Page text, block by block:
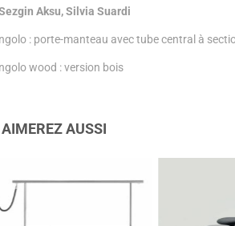
Aksu, Silvia Suardi
: porte-manteau avec tube central à
wood : version bois
AUSSI